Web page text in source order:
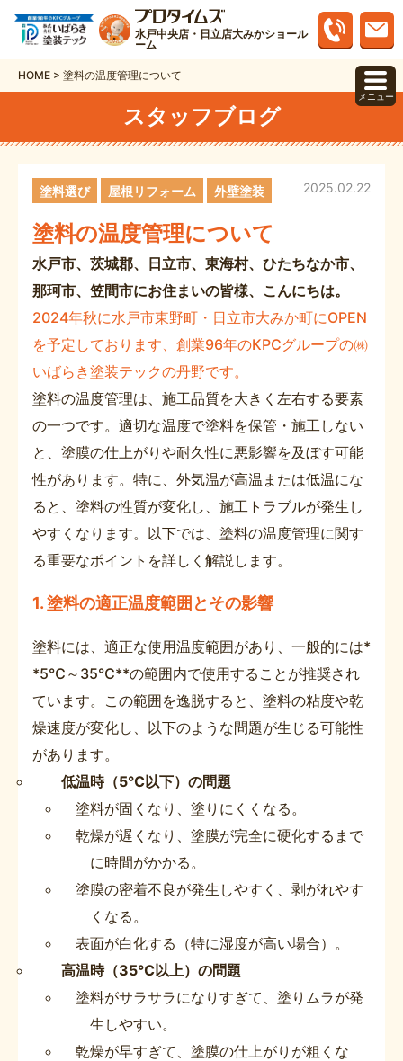
水戸中央店・日立店大みかショール
ーム
HOME > 塗料の温度管理について
スタッフブログ
塗料の温度管理について
2025.02.22
塗料選び 屋根リフォーム 外壁塗装
水戸市、茨城郡、日立市、東海村、ひたちなか市、
那珂市、笠間市にお住まいの皆様、こんにちは。
2024年秋に水戸市東野町・日立市大みか町にOPEN
を予定しております、創業96年のKPCグループの㈱
いばらき塗装テックの丹野です。
塗料の温度管理は、施工品質を大きく左右する要素
の一つです。適切な温度で塗料を保管・施工しない
と、塗膜の仕上がりや耐久性に悪影響を及ぼす可能
性があります。特に、外気温が高温または低温にな
ると、塗料の性質が変化し、施工トラブルが発生し
やすくなります。以下では、塗料の温度管理に関す
る重要なポイントを詳しく解説します。
1. 塗料の適正温度範囲とその影響
塗料には、適正な使用温度範囲があり、一般的には*
*5℃～35℃**の範囲内で使用することが推奨され
ています。この範囲を逸脱すると、塗料の粘度や乾
燥速度が変化し、以下のような問題が生じる可能性
があります。
低温時（5℃以下）の問題
塗料が固くなり、塗りにくくなる。
乾燥が遅くなり、塗膜が完全に硬化するまで
に時間がかかる。
塗膜の密着不良が発生しやすく、剥がれやす
くなる。
表面が白化する（特に湿度が高い場合）。
高温時（35℃以上）の問題
塗料がサラサラになりすぎて、塗りムラが発
生しやすい。
乾燥が早すぎて、塗膜の仕上がりが粗くな
メニュー